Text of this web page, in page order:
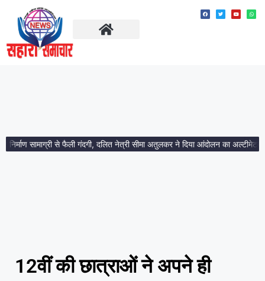
सामाग्री से फैली गंदगी, दलित नेत्री सीमा अतुलकर ने दिया आंदोलन का अल्टीमेटम।
12वीं की छात्राओं ने अपने ही